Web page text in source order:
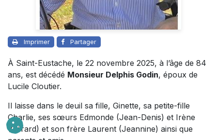
Imprimer Partager
À Saint-Eustache, le 22 novembre 2025, à l’âge de 84
ans, est décédé Monsieur Delphis Godin, époux de
Lucile Cloutier.
Il laisse dans le deuil sa fille, Ginette, sa petite-fille
Charlie, ses sœurs Edmonde (Jean-Denis) et Irène
(Gérard) et son frère Laurent (Jeannine) ainsi que